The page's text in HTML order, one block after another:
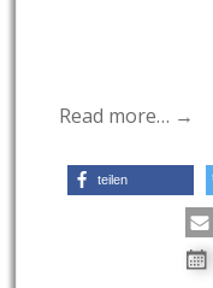
Read more… →
teilen